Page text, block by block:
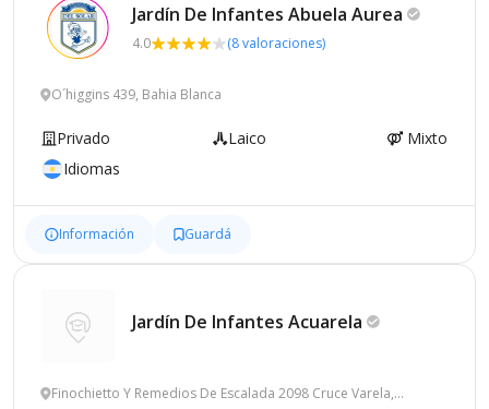
Jardín De Infantes Abuela Aurea
4.0 (8 valoraciones)
O´higgins 439, Bahia Blanca
Privado Laico
Mixto
Idiomas
Información Guardá
Jardín De Infantes Acuarela
Finochietto Y Remedios De Escalada 2098 Cruce Varela,